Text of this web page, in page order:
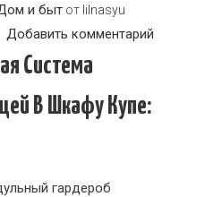
и бытот lilnasyu
Добавить комментарий
Система
В Шкафу Купе:
гардероб